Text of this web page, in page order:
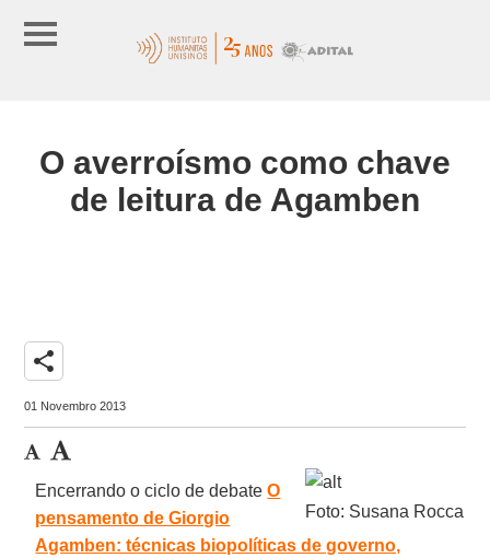
O averroísmo como chave
de leitura de Agamben
share
01 Novembro 2013
Foto: Susana Rocca
Encerrando o ciclo de debateO
pensamento de Giorgio
Agamben: técnicas biopolíticas de governo,